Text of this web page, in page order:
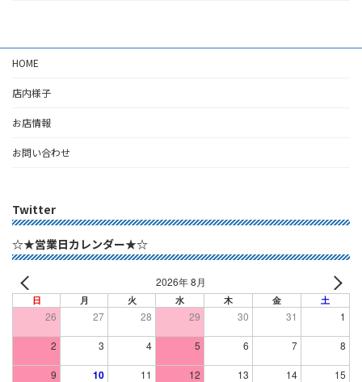
HOME
店内様子
お店情報
お問い合わせ
Twitter
☆★営業日カレンダー★☆
2026年 8月
日 月 火 水 木 金 土
26 27 28 29 30 31 1
2 3 4 5 6 7 8
9 10 11 12 13 14 15